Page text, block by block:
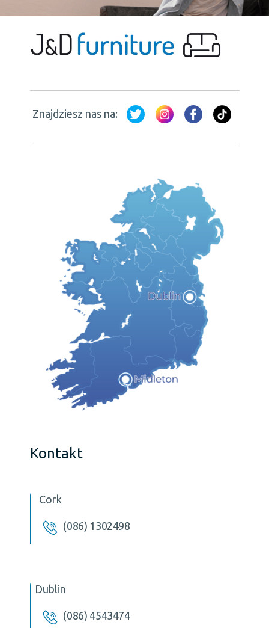
Znajdziesz nas na:
Kontakt
Cork
(086) 1302498
Dublin
(086) 4543474